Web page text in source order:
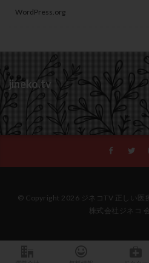
WordPress.org
jineko.tv
© Copyright 2026 ジネコTV 正しい医
株式会社ジネコ